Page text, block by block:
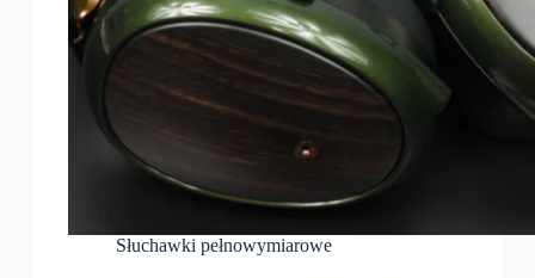
Słuchawki pełnowymiarowe